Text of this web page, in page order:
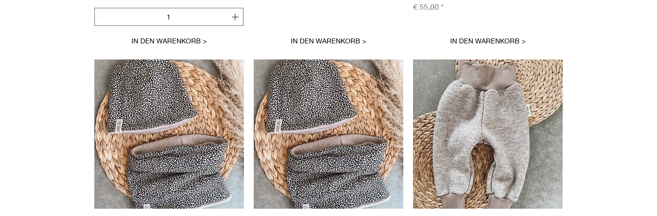
IN DEN WARENKORB > IN DEN WARENKORB >
Preis
€ 55,00
IN DEN WARENKORB >